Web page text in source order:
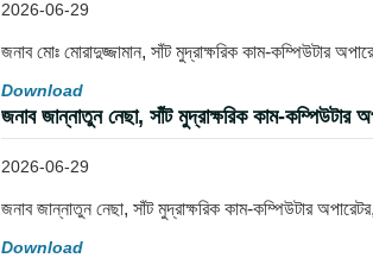
2026-06-29
জনাব মোঃ মোরাদুজ্জামান, সাঁট মুদ্রাক্ষরিক কাম-কম্পিউটার
Download
জনাব জান্নাতুন নেছা, সাঁট মুদ্রাক্ষরিক কাম-
2026-06-29
জনাব জান্নাতুন নেছা, সাঁট মুদ্রাক্ষরিক কাম-কম্পিউটার
Download